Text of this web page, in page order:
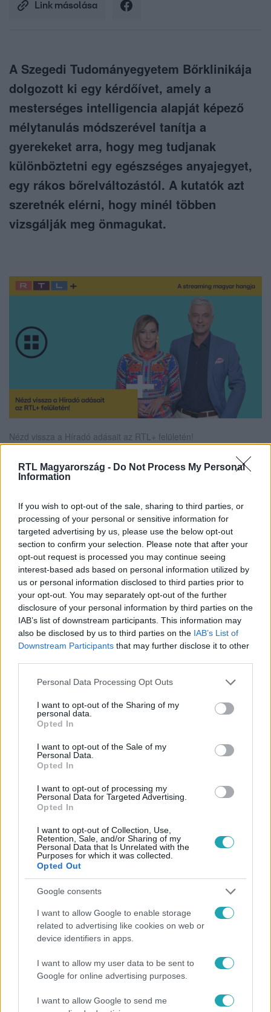
RTL Magyarország - Do Not Process My Personal
Information
If you wish to opt-out of the sale, sharing to third parties, or
processing of your personal or sensitive information for
targeted advertising by us, please use the below opt-out
section to confirm your selection. Please note that after your
opt-out request is processed you may continue seeing
interest-based ads based on personal information utilized by
us or personal information disclosed to third parties prior to
your opt-out. You may separately opt-out of the further
disclosure of your personal information by third parties on the
IAB’s list of downstream participants. This information may
also be disclosed by us to third parties on the IAB’s List of
Downstream Participants that may further disclose it to other
Please note that this website/app uses one or more Google
not limited to your visit or usage behaviour. You may click to
grant or deny consent to Google and its third-party tags to
use your data for below specified purposes in below Google
consent section.
Personal Data Processing Opt Outs
I want to opt-out of the Sharing of my
personal data.
Opted In
I want to opt-out of the Sale of my
Personal Data.
Opted In
I want to opt-out of processing my
Personal Data for Targeted Advertising.
Opted In
I want to opt-out of Collection, Use,
Retention, Sale, and/or Sharing of my
Personal Data that Is Unrelated with the
Purposes for which it was collected.
Opted Out
Google consents
I want to allow Google to enable storage
related to advertising like cookies on web or
device identifiers in apps.
I want to allow my user data to be sent to
Google for online advertising purposes.
I want to allow Google to send me
Link másolása
A Szegedi Tudományegyetem Bőrklinikája
dolgozott ki egy kérdőívet, amely a
mesterséges intelligencia alapját képező
mélytanulás módszerével tanítja a
gyerekeket arra, hogy meg tudjanak
különböztetni egy egészséges anyajegyet,
egy rákos bőrelváltozástól. A kutatók azt
szeretnék elérni, hogy minél többen
vizsgálják meg önmagukat.
Nézd vissza a Híradó adásait az RTL+ felületén!
Követem
HÍRADÓ #ADÁSRÉSZLETEK #BELFÖLD
BŐRRÁK #
SZEGEDI TUDOMÁNYEGYETEM RTL
Népszerű